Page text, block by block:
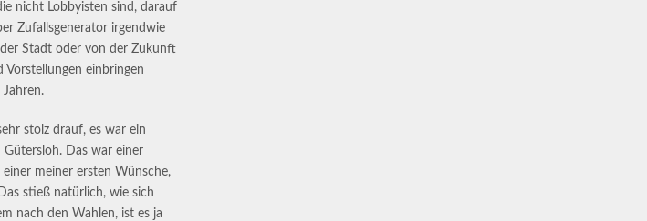
nicht Lobbyisten sind, darauf
Zufallsgenerator irgendwie
Stadt oder von der Zukunft
einbringen
stolz drauf, es war ein
Gütersloh. Das war einer
meiner ersten Wünsche,
stieß natürlich, wie sich
nach den Wahlen, ist es ja